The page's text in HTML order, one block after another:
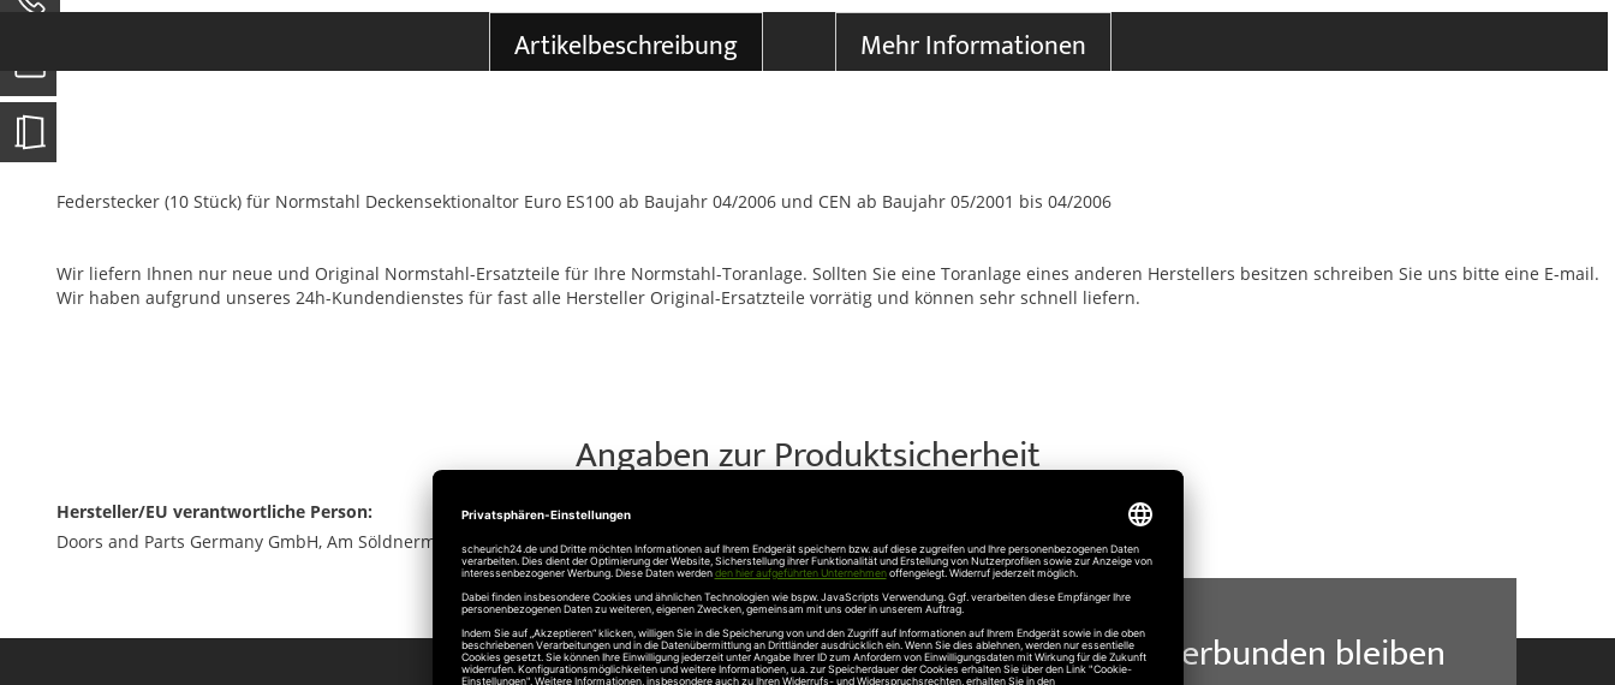
Artikelbeschreibung Mehr Informationen
Federstecker (10 Stück) für Normstahl Deckensektionaltor Euro ES100 ab Baujahr 04/2006 und CEN ab Baujahr 05/2001 bis 04/2006
Wir liefern Ihnen nur neue und Original Normstahl-Ersatzteile für Ihre Normstahl-Toranlage. Sollten Sie eine Toranlage eines anderen Herstellers besitzen schreiben Sie uns bitte eine E-mail.
Wir haben aufgrund unseres 24h-Kundendienstes für fast alle Hersteller Original-Ersatzteile vorrätig und können sehr schnell liefern.
Angaben zur Produktsicherheit
Hersteller/EU verantwortliche Person:
Doors and Parts Germany GmbH, Am Söldnermoos 17, 85399 Hallbergmoos, Telefon +49 811 998650 , info@normstahl.com
Verbunden bleiben